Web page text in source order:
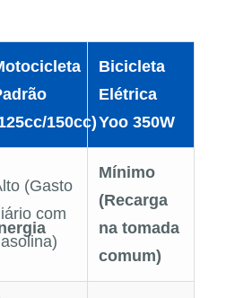
150cc)
Bicicleta
Elétrica
Yoo 350W
(Gasto
com
Mínimo
(Recarga
na tomada
comum)